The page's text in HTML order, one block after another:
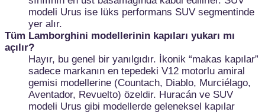
modeli Urus ise lüks performans SUV segmentinde
yer alır.
Tüm Lamborghini modellerinin kapıları yukarı mı
açılır?
Hayır, bu genel bir yanılgıdır. İkonik “makas kapılar”
sadece markanın en tepedeki V12 motorlu amiral
gemisi modellerine (Countach, Diablo, Murciélago,
Aventador, Revuelto) özeldir. Huracán ve SUV
modeli Urus gibi modellerde geleneksel kapılar